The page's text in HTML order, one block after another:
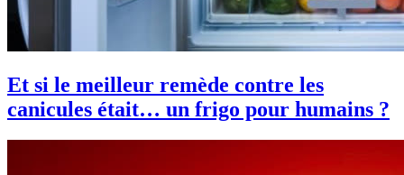
Et si le meilleur remède contre les
canicules était… un frigo pour humains ?